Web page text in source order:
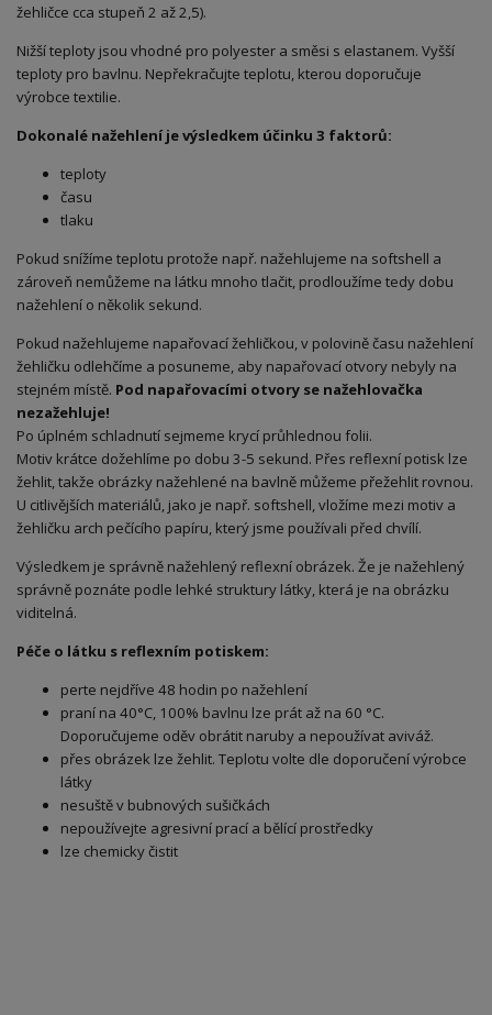
žehličce cca stupeň 2 až 2,5).
Nižší teploty jsou vhodné pro polyester a směsi s elastanem. Vyšší
teploty pro bavlnu. Nepřekračujte teplotu, kterou doporučuje
výrobce textilie.
Dokonalé nažehlení je výsledkem účinku 3 faktorů:
teploty
času
tlaku
Pokud snížíme teplotu protože např. nažehlujeme na softshell a
zároveň nemůžeme na látku mnoho tlačit, prodloužíme tedy dobu
nažehlení o několik sekund.
Pokud nažehlujeme napařovací žehličkou, v polovině času nažehlení
žehličku odlehčíme a posuneme, aby napařovací otvory nebyly na
stejném místě. Pod napařovacími otvory se nažehlovačka
nezažehluje!
Po úplném schladnutí sejmeme krycí průhlednou folii.
Motiv krátce dožehlíme po dobu 3-5 sekund. Přes reflexní potisk lze
žehlit, takže obrázky nažehlené na bavlně můžeme přežehlit rovnou.
U citlivějších materiálů, jako je např. softshell, vložíme mezi motiv a
žehličku arch pečícího papíru, který jsme používali před chvílí.
Výsledkem je správně nažehlený reflexní obrázek. Že je nažehlený
správně poznáte podle lehké struktury látky, která je na obrázku
viditelná.
Péče o látku s reflexním potiskem:
perte nejdříve 48 hodin po nažehlení
praní na 40°C, 100% bavlnu lze prát až na 60 °C.
Doporučujeme oděv obrátit naruby a nepoužívat aviváž.
přes obrázek lze žehlit. Teplotu volte dle doporučení výrobce
látky
nesuště v bubnových sušičkách
nepoužívejte agresivní prací a bělící prostředky
lze chemicky čistit